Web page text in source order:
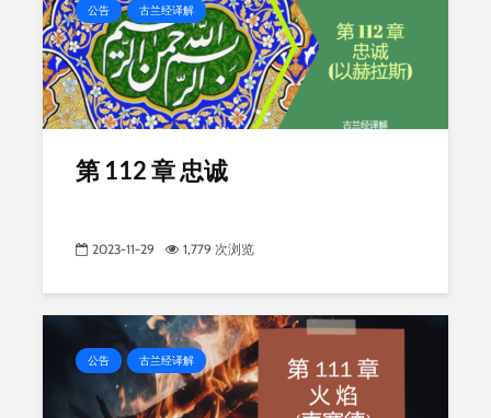
公告 古兰经译解
第 112 章 忠诚
2023-11-29 1,779 次浏览
公告 古兰经译解